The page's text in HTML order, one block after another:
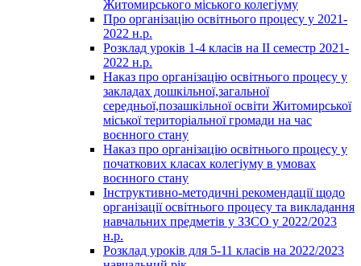
Житомирського міського колегіуму
Про організацію освітнього процесу у 2021-
2022 н.р.
Розклад уроків 1-4 класів на ІІ семестр 2021-
2022 н.р.
Наказ про організацію освітнього процесу у
закладах дошкільної,загальної
середньої,позашкільної освіти Житомирської
міської територіальної громади на час
воєнного стану
Наказ про організацію освітнього процесу у
початкових класах колегіуму в умовах
воєнного стану
Інструктивно-методичні рекомендації щодо
організації освітнього процесу та викладання
навчальних предметів у ЗЗСО у 2022/2023
н.р.
Розклад уроків для 5-11 класів на 2022/2023